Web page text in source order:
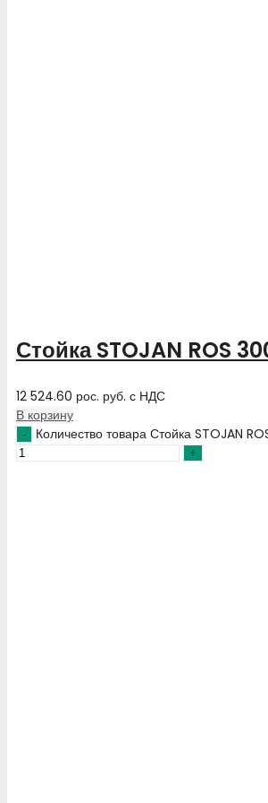
Стойка STOJAN ROS
12 524.60 рос. руб. с НДС
В корзину
Количество товара Стойка STOJAN